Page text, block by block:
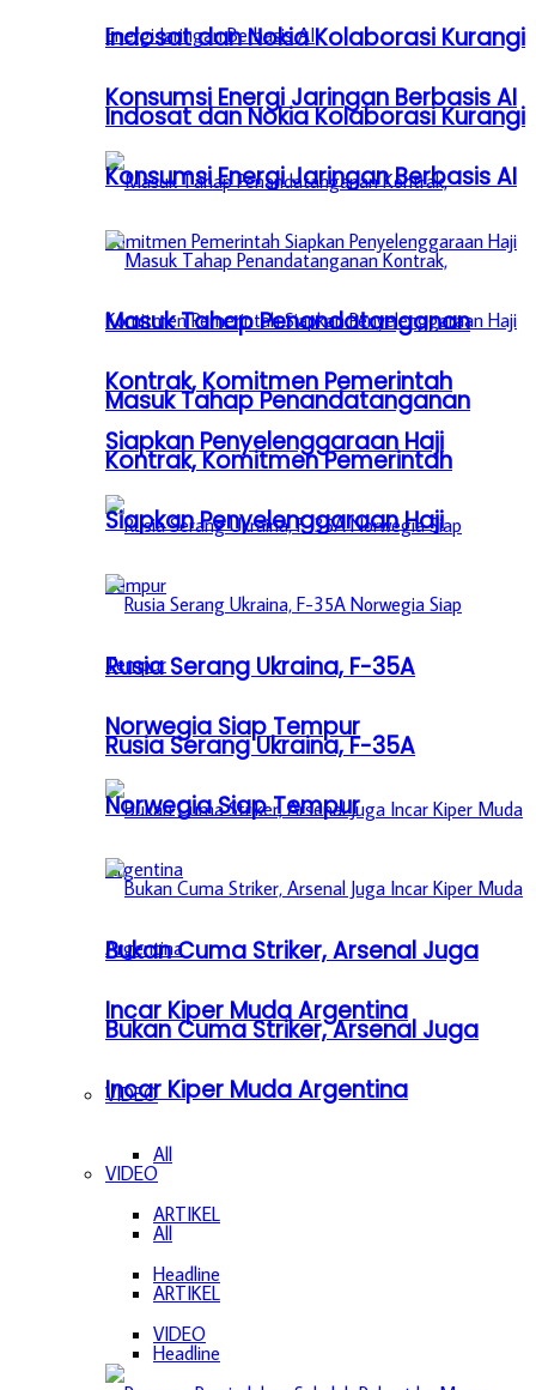
Indosat dan Nokia Kolaborasi Kurangi
Konsumsi Energi Jaringan Berbasis AI
Masuk Tahap Penandatanganan
Kontrak, Komitmen Pemerintah
Siapkan Penyelenggaraan Haji
Rusia Serang Ukraina, F-35A
Norwegia Siap Tempur
Bukan Cuma Striker, Arsenal Juga
Incar Kiper Muda Argentina
VIDEO
All
ARTIKEL
Headline
VIDEO
Indosat dan Nokia Kolaborasi Kurangi
Konsumsi Energi Jaringan Berbasis AI
Masuk Tahap Penandatanganan
Kontrak, Komitmen Pemerintah
Siapkan Penyelenggaraan Haji
Rusia Serang Ukraina, F-35A
Norwegia Siap Tempur
Bukan Cuma Striker, Arsenal Juga
Incar Kiper Muda Argentina
VIDEO
All
ARTIKEL
Headline